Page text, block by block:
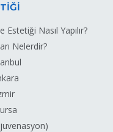
Nasıl Yapılır?
Nelerdir?